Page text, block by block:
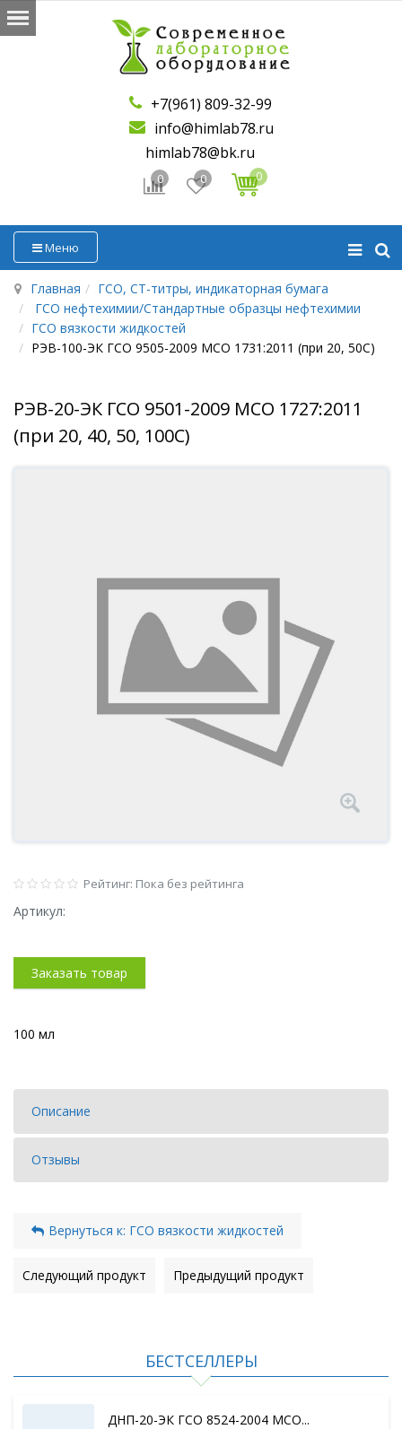
+7(961) 809-32-99
info@himlab78.ru
himlab78@bk.ru
0 0 0
Меню
Главная
ГСО, СТ-титры, индикаторная бумага
ГСО нефтехимии/Стандартные образцы нефтехимии
ГСО вязкости жидкостей
РЭВ-100-ЭК ГСО 9505-2009 МСО 1731:2011 (при 20, 50С)
РЭВ-20-ЭК ГСО 9501-2009 МСО 1727:2011
(при 20, 40, 50, 100С)
Рейтинг: Пока без рейтинга
Артикул:
Заказать товар
100 мл
Описание
Отзывы
Вернуться к: ГСО вязкости жидкостей
Следующий продукт Предыдущий продукт
БЕСТСЕЛЛЕРЫ
ДНП-20-ЭК ГСО 8524-2004 МСО...